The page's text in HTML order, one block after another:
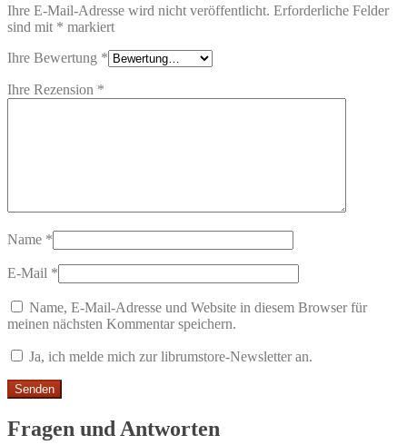
Ihre E-Mail-Adresse wird nicht veröffentlicht. Erforderliche Felder
sind mit * markiert
Ihre Bewertung *
Ihre Rezension *
Name *
E-Mail *
Name, E-Mail-Adresse und Website in diesem Browser für
meinen nächsten Kommentar speichern.
Ja, ich melde mich zur librumstore-Newsletter an.
Fragen und Antworten